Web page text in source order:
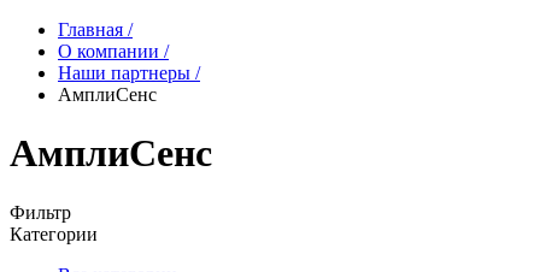
Главная /
О компании /
Наши партнеры /
АмплиСенс
АмплиСенс
Фильтр
Категории